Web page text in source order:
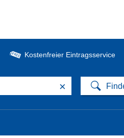
Kostenfreier Eintragsservice
×